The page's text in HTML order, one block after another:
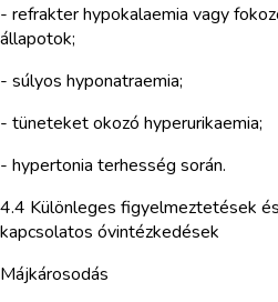
- refrakter hypokalaemia vagy
állapotok;
- súlyos hyponatraemia;
- tüneteket okozó hyperurikaemia;
- hypertonia terhesség során.
4.4 Különleges figyelmeztetések
kapcsolatos óvintézkedések
Májkárosodás